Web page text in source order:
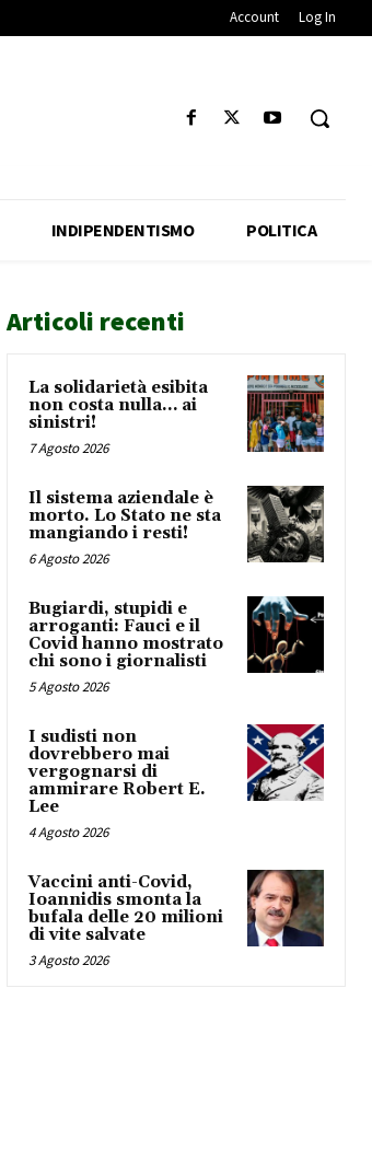
Account Log In
INDIPENDENTISMO POLITICA
Articoli recenti
La solidarietà esibita
non costa nulla… ai
sinistri!
7 Agosto 2026
Il sistema aziendale è
morto. Lo Stato ne sta
mangiando i resti!
6 Agosto 2026
Bugiardi, stupidi e
arroganti: Fauci e il
Covid hanno mostrato
chi sono i giornalisti
5 Agosto 2026
I sudisti non
dovrebbero mai
vergognarsi di
ammirare Robert E.
Lee
4 Agosto 2026
Vaccini anti-Covid,
Ioannidis smonta la
bufala delle 20 milioni
di vite salvate
3 Agosto 2026